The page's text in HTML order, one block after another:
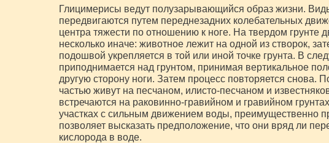
Глицимерисы ведут полузарывающийся образ жизни.
передвигаются путем переднезадних колебательных
центра тяжести по отношению к ноге. На твердом грунте
несколько иначе: животное лежит на одной из створок,
подошвой укрепляется в той или иной точке грунта. В
приподнимается над грунтом, принимая вертикальное
другую сторону ноги. Затем процесс повторяется снова.
частью живут на песчаном, илисто-песчаном и
встречаются на раковинно-гравийном и гравийном
участках с сильным движением воды, преимущественно
позволяет высказать предположение, что они вряд ли
кислорода в воде.